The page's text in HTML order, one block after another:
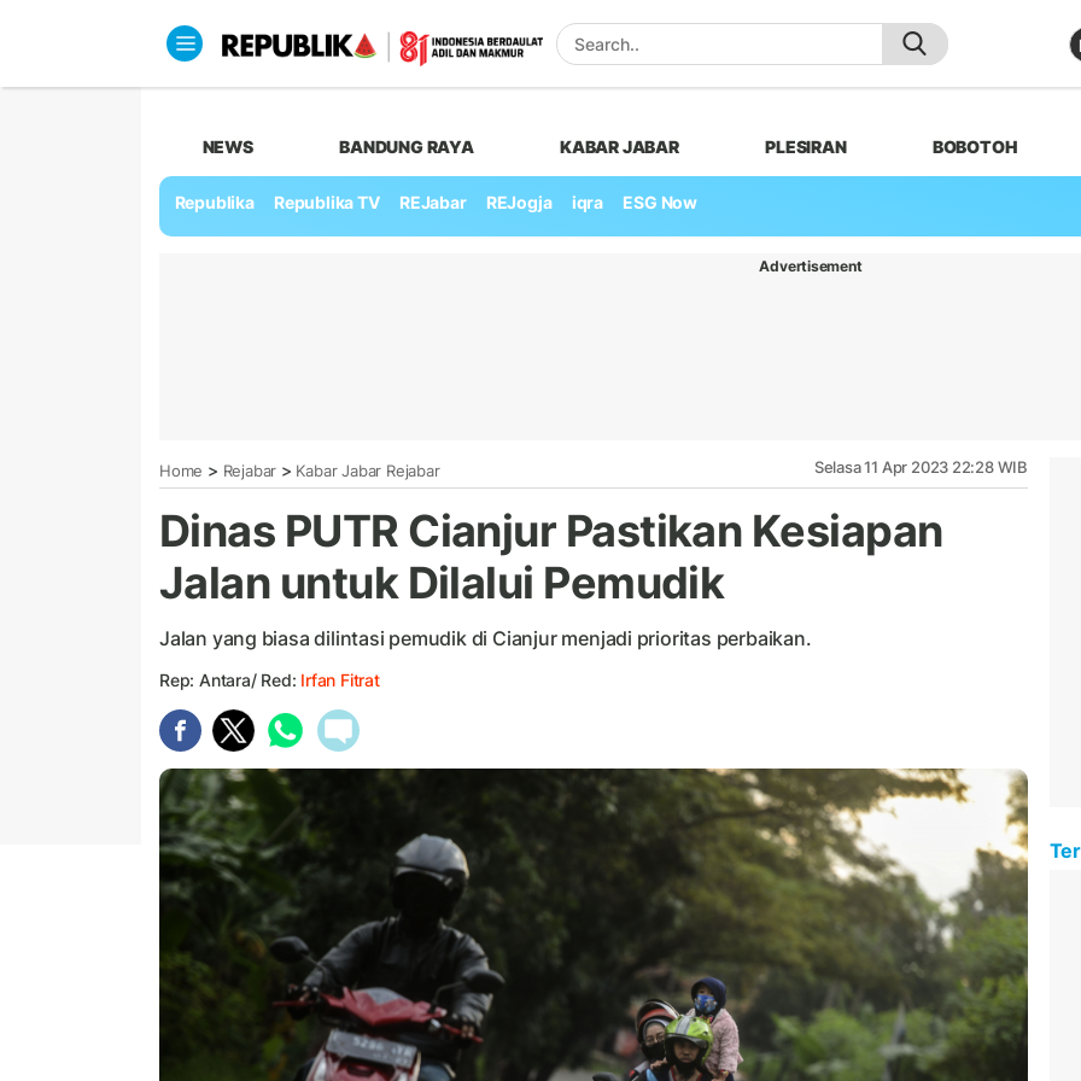
NEWS BANDUNG RAYA KABAR JABAR PLESIRAN BOBOTOH
Republika Republika TV REJabar REJogja iqra ESG Now
Advertisement
Home > Rejabar > Kabar Jabar Rejabar Selasa 11 Apr 2023 22:28 WIB
Dinas PUTR Cianjur Pastikan Kesiapan
Jalan untuk Dilalui Pemudik
Jalan yang biasa dilintasi pemudik di Cianjur menjadi prioritas perbaikan.
Rep: Antara/ Red: Irfan Fitrat